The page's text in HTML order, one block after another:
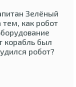
Зелёный
тем, как робот
корабль был
робот?